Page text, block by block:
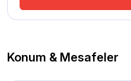
Konum & Mesafeler